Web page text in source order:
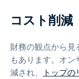
コスト削減
財務の観点から
もあります。オ
減され、
トップ